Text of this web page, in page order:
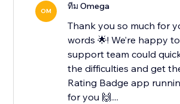
OM ทีม Omega
Thank you so much for
words 🌟! We’re happy
support team could
the difficulties and get
Rating Badge app
for you 🙌....